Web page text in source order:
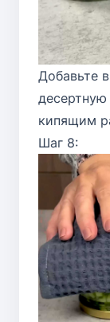
Добавьте
десертную
кипящим
Шаг 8: